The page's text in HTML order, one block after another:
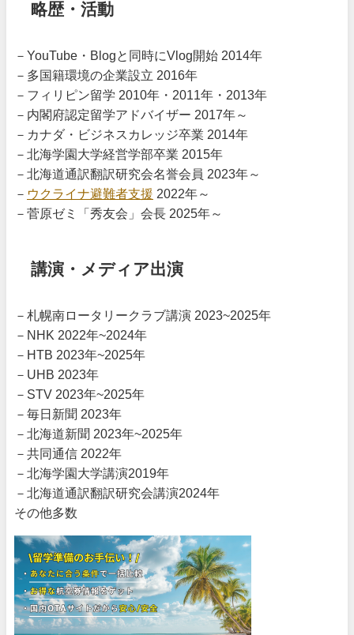
略歴・活動
－YouTube・Blogと同時にVlog開始 2014年
－多国籍環境の企業設立 2016年
－フィリピン留学 2010年・2011年・2013年
－内閣府認定留学アドバイザー 2017年～
－カナダ・ビジネスカレッジ卒業 2014年
－北海学園大学経営学部卒業 2015年
－北海道通訳翻訳研究会名誉会員 2023年～
－ ウクライナ避難者支援 2022年～
－菅原ゼミ「秀友会」会長 2025年～
講演・メディア出演
－札幌南ロータリークラブ講演 2023~2025年
－NHK 2022年~2024年
－HTB 2023年~2025年
－UHB 2023年
－STV 2023年~2025年
－毎日新聞 2023年
－北海道新聞 2023年~2025年
－共同通信 2022年
－北海学園大学講演2019年
－北海道通訳翻訳研究会講演2024年
その他多数